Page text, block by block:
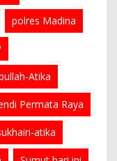
polres Madina
Atika
Permata Raya
atika